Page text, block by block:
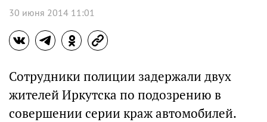
30 июня 2014 11:01
Сотрудники полиции задержали двух
жителей Иркутска по подозрению в
совершении серии краж автомобилей.